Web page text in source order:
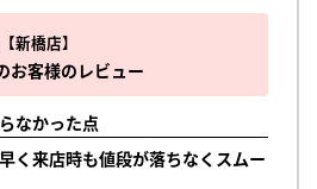
新橋店
お客様のレビュー
なかった点
く来店時も値段が落ちなくスムー
まずは
たん30秒でお試し査定